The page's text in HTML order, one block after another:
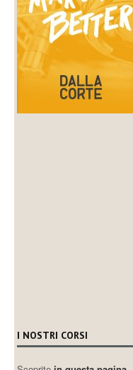
I NOSTRI CORSI